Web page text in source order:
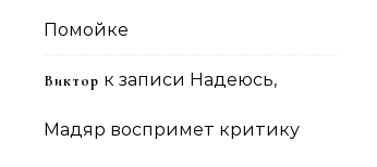
Помойке
Виктор к записи Надеюсь,
Мадяр воспримет критику